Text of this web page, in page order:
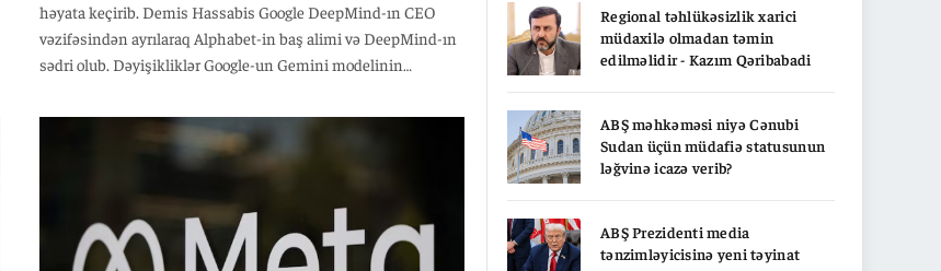
həyata keçirib. Demis Hassabis Google DeepMind-ın CEO
vəzifəsindən ayrılaraq Alphabet-in baş alimi və DeepMind-ın
sədri olub. Dəyişikliklər Google-un Gemini modelinin
rəqabət təzyiqinin artdığı dövrə təsadüf edir. Eyni zamanda,
Gemini layihəsinin bir neçə rəhbəri, o cümlədən Jeff Dean
Regional təhlükəsizlik xarici
müdaxilə olmadan təmin
edilməlidir - Kazım Qəribabadi
ABŞ məhkəməsi niyə Cənubi
Sudan üçün müdafiə statusunun
ləğvinə icazə verib?
ABŞ Prezidenti media
tənzimləyicisinə yeni təyinat